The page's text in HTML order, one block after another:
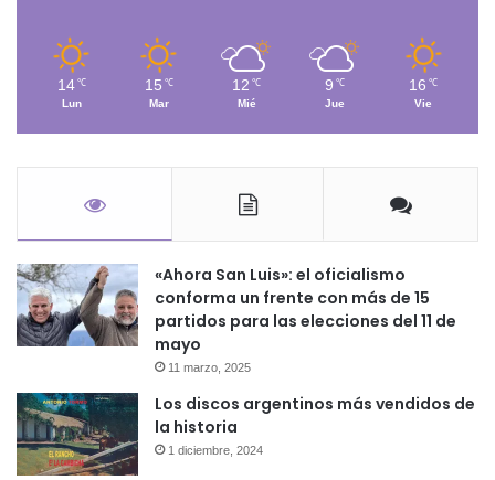
14 ℃
Lun
15 ℃
Mar
12 ℃
Mié
9 ℃
Jue
16 ℃
Vie
«Ahora San Luis»: el oficialismo
conforma un frente con más de 15
partidos para las elecciones del 11 de
mayo
11 marzo, 2025
Los discos argentinos más vendidos de
la historia
1 diciembre, 2024